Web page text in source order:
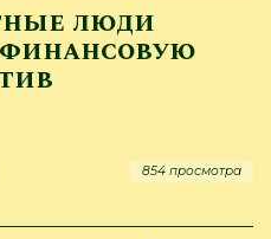
люди
854 просмотра